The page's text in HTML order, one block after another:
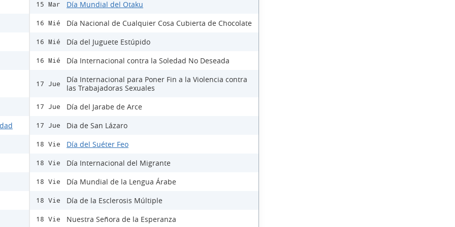
15 Mar Día Mundial del Otaku
16 Mié Día Nacional de Cualquier Cosa Cubierta de Chocolate
16 Mié Día del Juguete Estúpido
16 Mié Día Internacional contra la Soledad No Deseada
17 Jue
Día Internacional para Poner Fin a la Violencia contra
las Trabajadoras Sexuales
17 Jue Día del Jarabe de Arce
17 Jue Dia de San Lázaro
18 Vie Día del Suéter Feo
18 Vie Día Internacional del Migrante
18 Vie Día Mundial de la Lengua Árabe
18 Vie Día de la Esclerosis Múltiple
18 Vie Nuestra Señora de la Esperanza